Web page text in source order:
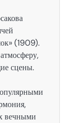
(1909).
сцены.
вечными